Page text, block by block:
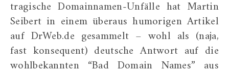
tragische Domainnamen-Unfälle hat Martin
Seibert in einem überaus humorigen Artikel
auf DrWeb.de gesammelt – wohl als (naja,
fast konsequent) deutsche Antwort auf die
wohlbekannten “Bad Domain Names” aus